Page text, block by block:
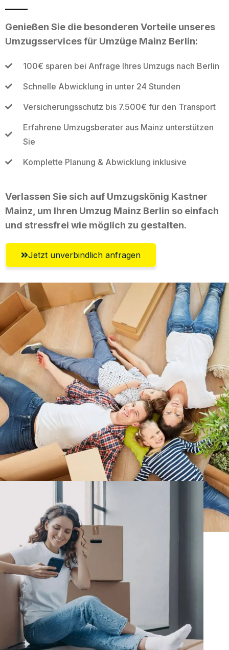
Genießen Sie die besonderen Vorteile unseres
Umzugsservices für Umzüge Mainz Berlin:
100€ sparen bei Anfrage Ihres Umzugs nach Berlin
Schnelle Abwicklung in unter 24 Stunden
Versicherungsschutz bis 7.500€ für den Transport
Erfahrene Umzugsberater aus Mainz unterstützen
Sie
Komplette Planung & Abwicklung inklusive
Verlassen Sie sich auf Umzugskönig Kastner
Mainz, um Ihren Umzug Mainz Berlin so einfach
und stressfrei wie möglich zu gestalten.
Jetzt unverbindlich anfragen